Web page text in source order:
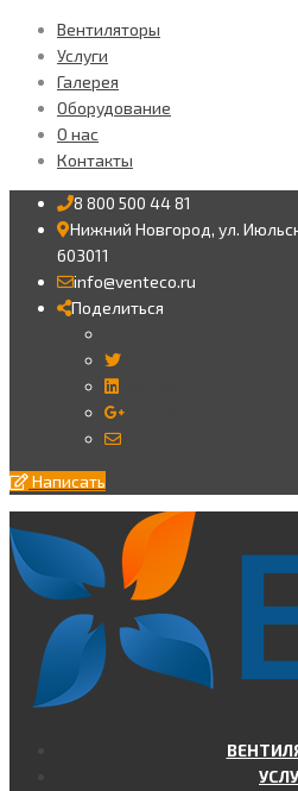
Вентиляторы
Услуги
Галерея
Оборудование
О нас
Контакты
8 800 500 44 81
Нижний Новгород, ул.
603011
info@venteco.ru
Поделиться
Написать